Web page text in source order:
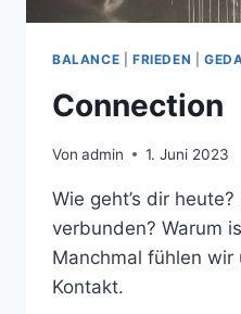
BALANCE FRIEDEN
Connection
Von admin 1. Juni 2023
Wie geht’s dir
verbunden? Warum
Manchmal fühlen wir
Kontakt.